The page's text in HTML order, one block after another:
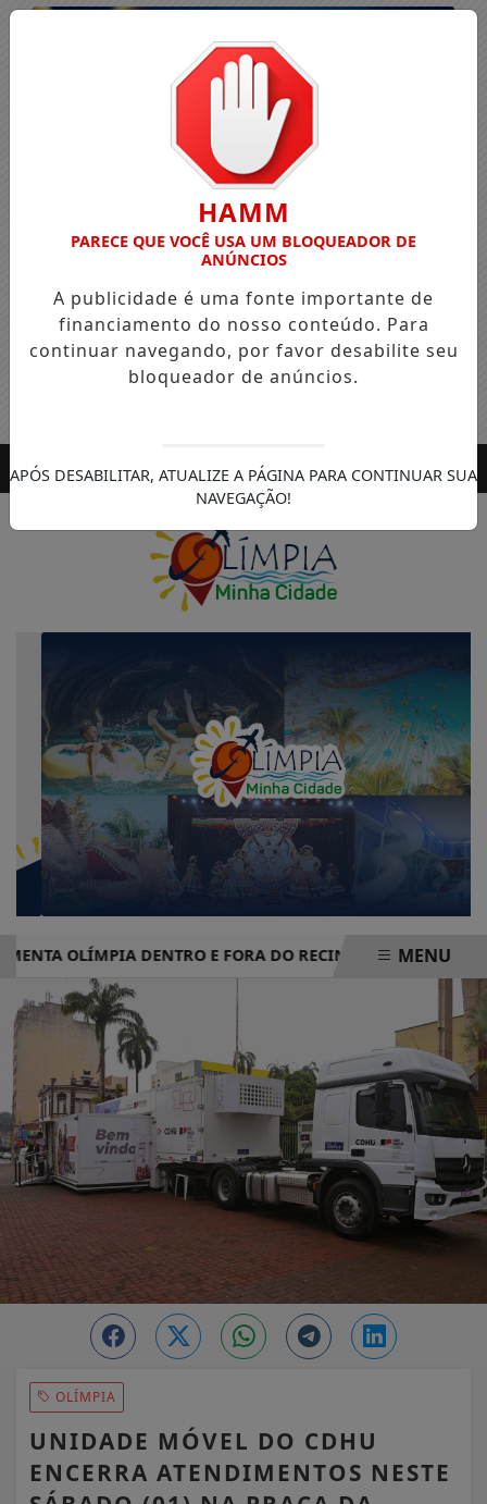
Entrar
OLÍMPIA DENTRO E FORA DO RECINTO CAMPANHA
EM ALTA
MENU
OLÍMPIA
UNIDADE MÓVEL DO CDHU
ENCERRA ATENDIMENTOS NESTE
HAMM
PARECE QUE VOCÊ USA UM BLOQUEADOR DE
ANÚNCIOS
A publicidade é uma fonte importante de
financiamento do nosso conteúdo. Para
continuar navegando, por favor desabilite seu
bloqueador de anúncios.
APÓS DESABILITAR, ATUALIZE A PÁGINA PARA CONTINUAR SUA
NAVEGAÇÃO!